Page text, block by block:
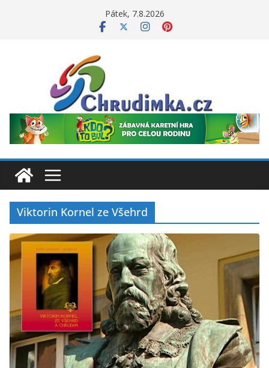
Pátek, 7.8.2026
Viktorin Kornel ze Všehrd